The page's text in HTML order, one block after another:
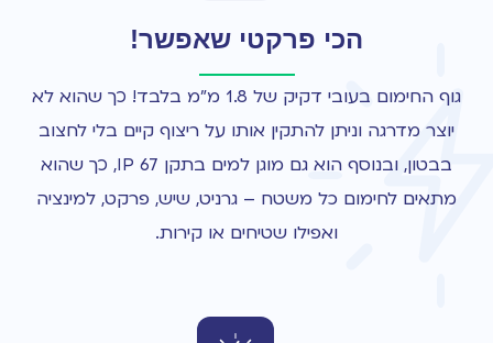
הכי פרקטי שאפשר!
גוף החימום בעובי דקיק של 1.8 מ"מ בלבד! כך שהוא לא
יוצר מדרגה וניתן להתקין אותו על ריצוף קיים בלי לחצוב
בבטון, ובנוסף הוא גם מוגן למים בתקן IP 67, כך שהוא
מתאים לחימום כל משטח – גרניט, שיש, פרקט, למינציה
ואפילו שטיחים או קירות.